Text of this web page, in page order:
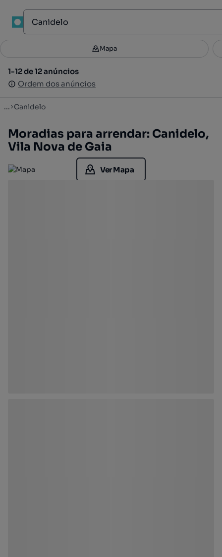
Filtros 3
1-12 de 12 anúncios
Ordem dos anúncios
Mapa
1-12 de 12 anúncios
Ordem dos anúncios
... Canidelo
Moradias para arrendar: Canidelo,
Vila Nova de Gaia
Ver Mapa